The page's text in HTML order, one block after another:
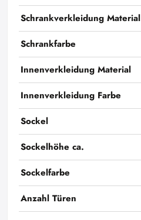
Schrankverkleidung Material
Schrankfarbe
Innenverkleidung Material
Innenverkleidung Farbe
Sockel
Sockelhöhe ca.
Sockelfarbe
Anzahl Türen